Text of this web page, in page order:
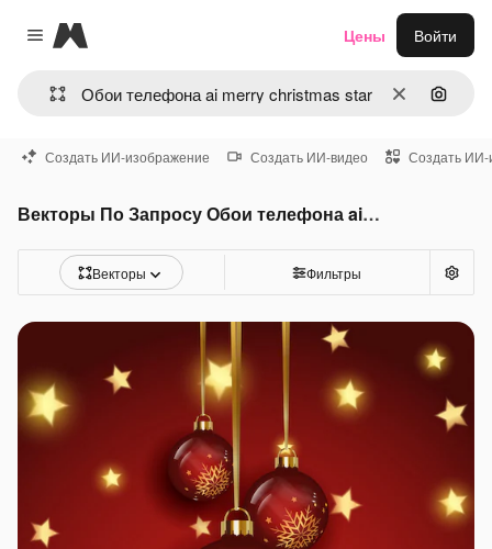
Close menu
Magnific
ОчиститьПоиск
Цены Войти
Создать ИИ-изображение Создать ИИ-видео Создать ИИ-
Векторы По Запросу Обои телефона ai merry christmas star
Векторы Фильтры